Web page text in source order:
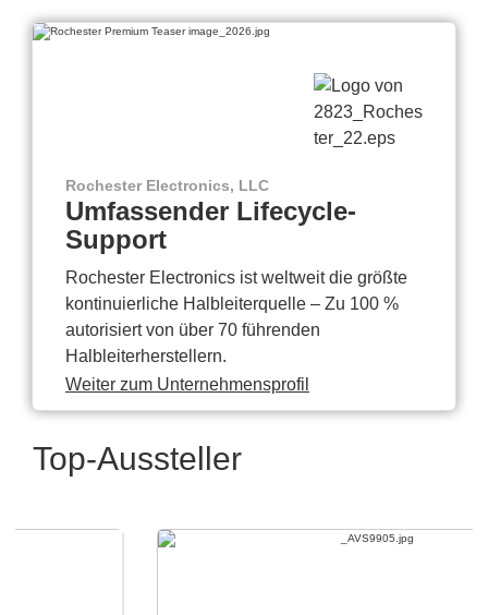
Rochester Electronics, LLC
Umfassender Lifecycle-
Support
Rochester Electronics ist weltweit die größte
kontinuierliche Halbleiterquelle – Zu 100 %
autorisiert von über 70 führenden
Halbleiterherstellern.
Weiter zum Unternehmensprofil
Top-Aussteller